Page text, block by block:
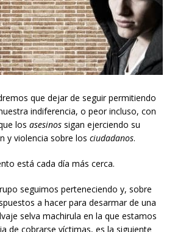
que dejar de seguir permitiendo
indiferencia, o peor incluso, con
los asesinos sigan ejerciendo su
y violencia sobre los ciudadanos.
está cada día más cerca.
seguimos perteneciendo y, sobre
a hacer para desarmar de una
selva machirula en la que estamos
de cobrarse víctimas, es la siguiente